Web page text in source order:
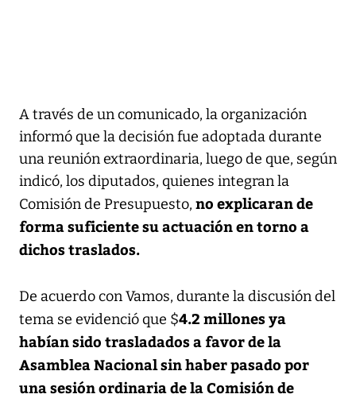
A través de un comunicado, la organización
informó que la decisión fue adoptada durante
una reunión extraordinaria, luego de que, según
indicó, los diputados, quienes integran la
Comisión de Presupuesto, no explicaran de
forma suficiente su actuación en torno a
dichos traslados.
De acuerdo con Vamos, durante la discusión del
tema se evidenció que $4.2 millones ya
habían sido trasladados a favor de la
Asamblea Nacional sin haber pasado por
una sesión ordinaria de la Comisión de